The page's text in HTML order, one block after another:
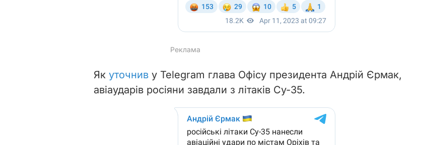
Як уточнив у Telegram глава Офісу президента Андрій Єрмак,
авіаударів росіяни завдали з літаків Су-35.